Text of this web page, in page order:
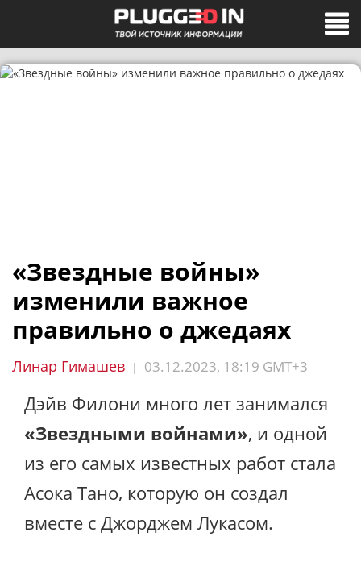
«Звездные войны»
изменили важное
правильно о джедаях
Линар Гимашев | 03.12.2023, 18:19 GMT+3
Дэйв Филони много лет занимался
«Звездными войнами», и одной
из его самых известных работ стала
Асока Тано, которую он создал
вместе с Джорджем Лукасом.